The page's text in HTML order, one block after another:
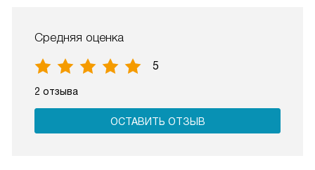
Средняя оценка
5
2 отзыва
ОСТАВИТЬ ОТЗЫВ